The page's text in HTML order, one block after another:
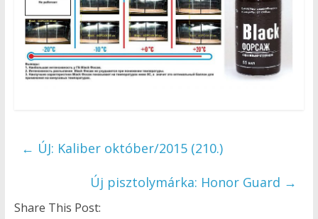
← ÚJ: Kaliber október/2015 (210.)
Új pisztolymárka: Honor Guard →
Share This Post: